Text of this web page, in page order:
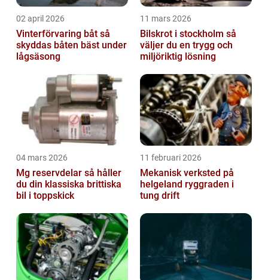
02 april 2026
Vinterförvaring båt så
skyddas båten bäst under
lågsäsong
11 mars 2026
Bilskrot i stockholm så
väljer du en trygg och
miljöriktig lösning
04 mars 2026
Mg reservdelar så håller
du din klassiska brittiska
bil i toppskick
11 februari 2026
Mekanisk verksted på
helgeland ryggraden i
tung drift